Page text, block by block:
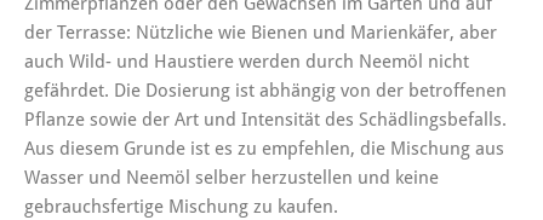
der Terrasse: Nützliche wie Bienen und Marienkäfer, aber
auch Wild- und Haustiere werden durch Neemöl nicht
gefährdet. Die Dosierung ist abhängig von der betroffenen
Pflanze sowie der Art und Intensität des Schädlingsbefalls.
Aus diesem Grunde ist es zu empfehlen, die Mischung aus
Wasser und Neemöl selber herzustellen und keine
gebrauchsfertige Mischung zu kaufen.